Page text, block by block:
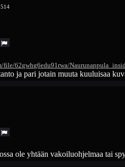
file/62gwhg6edu91rwa/
ja pari jotain muuta kuuluisaa
ole yhtään vakoiluohjelmaa tai